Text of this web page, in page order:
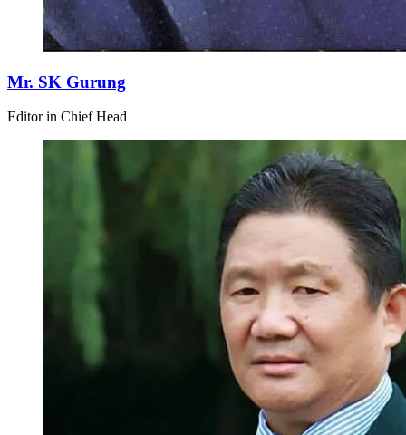
Mr. SK Gurung
Editor in Chief Head